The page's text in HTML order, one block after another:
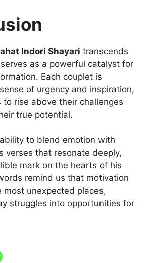
Indori Shayari transcends
as a powerful catalyst for
Each couplet is
of urgency and inspiration,
to rise above their challenges
true potential.
ability to blend emotion with
verses that resonate deeply,
mark on the hearts of his
remind us that motivation
most unexpected places,
struggles into opportunities for